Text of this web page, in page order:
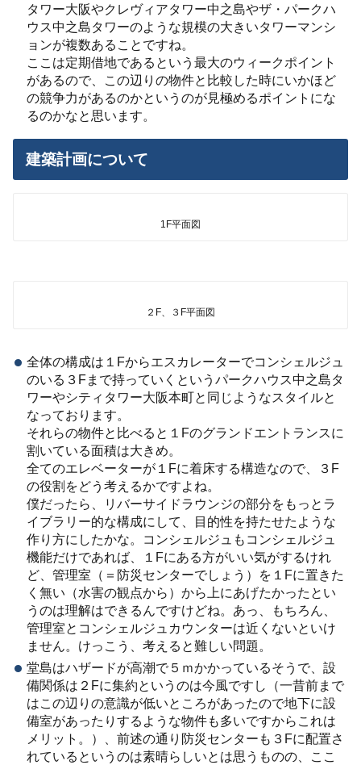
タワー大阪やクレヴィアタワー中之島やザ・パークハ
ウス中之島タワーのような規模の大きいタワーマンシ
ョンが複数あることですね。
ここは定期借地であるという最大のウィークポイント
があるので、この辺りの物件と比較した時にいかほど
の競争力があるのかというのが見極めるポイントにな
るのかなと思います。
建築計画について
1F平面図
２F、３F平面図
全体の構成は１Fからエスカレーターでコンシェルジュ
のいる３Fまで持っていくというパークハウス中之島タ
ワーやシティタワー大阪本町と同じようなスタイルと
なっております。
それらの物件と比べると１Fのグランドエントランスに
割いている面積は大きめ。
全てのエレベーターが１Fに着床する構造なので、３F
の役割をどう考えるかですよね。
僕だったら、リバーサイドラウンジの部分をもっとラ
イブラリー的な構成にして、目的性を持たせたような
作り方にしたかな。コンシェルジュもコンシェルジュ
機能だけであれば、１Fにある方がいい気がするけれ
ど、管理室（＝防災センターでしょう）を１Fに置きた
く無い（水害の観点から）から上にあげたかったとい
うのは理解はできるんですけどね。あっ、もちろん、
管理室とコンシェルジュカウンターは近くないといけ
ません。けっこう、考えると難しい問題。
堂島はハザードが高潮で５ｍかかっているそうで、設
備関係は２Fに集約というのは今風ですし（一昔前まで
はこの辺りの意識が低いところがあったので地下に設
備室があったりするような物件も多いですからこれは
メリット。）、前述の通り防災センターも３Fに配置さ
れているというのは素晴らしいとは思うものの、ここ